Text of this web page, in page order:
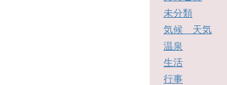
未分類
気候 天気
温泉
生活
行事